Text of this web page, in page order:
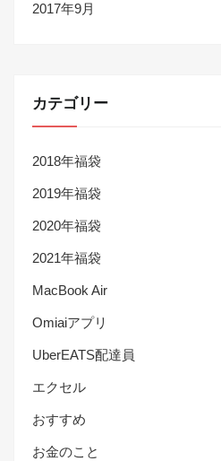
2017年9月
カテゴリー
2018年福袋
2019年福袋
2020年福袋
2021年福袋
MacBook Air
Omiaiアプリ
UberEATS配達員
エクセル
おすすめ
お金のこと